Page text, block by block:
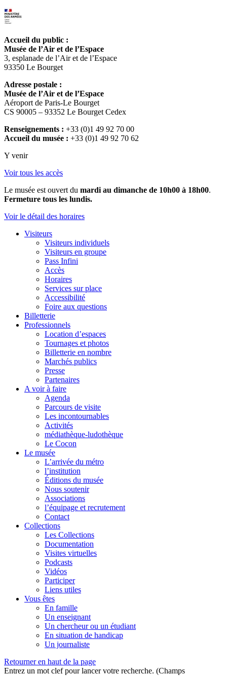
Accueil du public :
Musée de l’Air et de l’Espace
3, esplanade de l’Air et de l’Espace
93350 Le Bourget
Adresse postale :
Musée de l’Air et de l’Espace
Aéroport de Paris-Le Bourget
CS 90005 – 93352 Le Bourget Cedex
Renseignements : +33 (0)1 49 92 70 00
Accueil du musée : +33 (0)1 49 92 70 62
Y venir
Voir tous les accès
Le musée est ouvert du mardi au dimanche de 10h00 à 18h00.
Fermeture tous les lundis.
Voir le détail des horaires
Visiteurs
Visiteurs individuels
Visiteurs en groupe
Pass Infini
Accès
Horaires
Services sur place
Accessibilité
Foire aux questions
Billetterie
Professionnels
Location d’espaces
Tournages et photos
Billetterie en nombre
Marchés publics
Presse
Partenaires
A voir à faire
Agenda
Parcours de visite
Les incontournables
Activités
médiathèque-ludothèque
Le Cocon
Le musée
L’arrivée du métro
l’institution
Éditions du musée
Nous soutenir
Associations
l’équipage et recrutement
Contact
Collections
Les Collections
Documentation
Visites virtuelles
Podcasts
Vidéos
Participer
Liens utiles
Vous êtes
En famille
Un enseignant
Un chercheur ou un étudiant
En situation de handicap
Un journaliste
Retourner en haut de la page
Entrez un mot clef pour lancer votre recherche. (Champs